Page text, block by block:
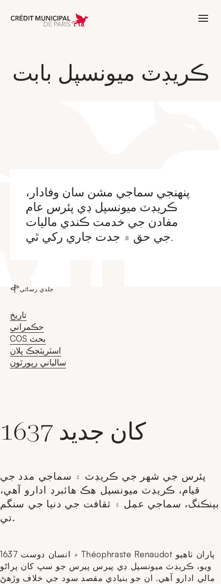
Aller à l'accueil de Crédit Municipal
ڪريڊٽ ميونسپل بابت
پنهنجي سماجي مشن سان وفادار،
ڪريڊٽ ميونسپل ڊي پئرس عام
مفادن جي خدمت ڪندي ماليات
جي حق ۾ جدت جاري رکي ٿي.
جلدي رسائي
تاريخ
حڪمراني
COS بحث
اسٽريٽجڪ پلان
سالياني رپورٽون
1637 کان جديد
پئرس جي شهر جي ڪريڊٽ ۽ سماجي مدد جي
قيام، ڪريڊٽ ميونسپل هڪ هائبرڊ ادارو آهي،
بينڪنگ، سماجي عمل ۽ ثقافت جي دنيا جي سنگم
تي.
1637 ۾ انسان دوست Théophraste Renaudot پاران ٺاھيو
ويو، ڪريڊٽ ميونسپل ڊي پيرس پيرس جو سڀ کان پراڻو
مالي ادارو آھي. ان جو بنيادي مقصد سود جي خلاف وڙهڻ